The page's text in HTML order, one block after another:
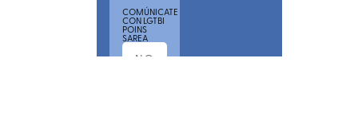
COMÚNICATE
CON LGTBI
POINS
SAREA